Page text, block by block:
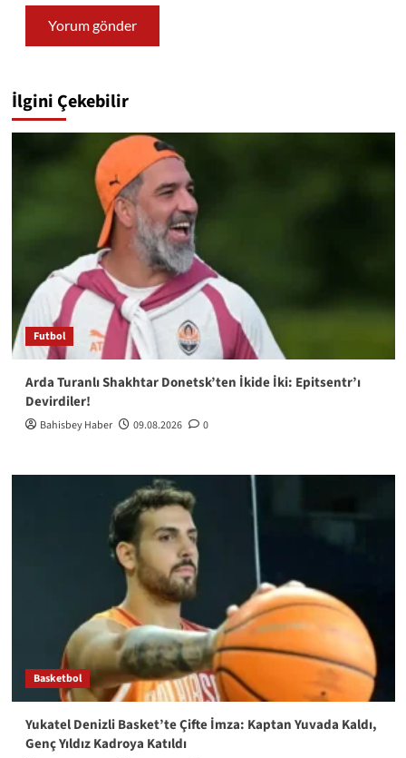
İlgini Çekebilir
Futbol
Arda Turanlı Shakhtar Donetsk’ten İkide İki: Epitsentr’ı
Devirdiler!
Bahisbey Haber 09.08.2026 0
Basketbol
Yukatel Denizli Basket’te Çifte İmza: Kaptan Yuvada Kaldı,
Genç Yıldız Kadroya Katıldı